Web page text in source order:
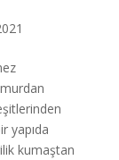
yapıda
kumaştan